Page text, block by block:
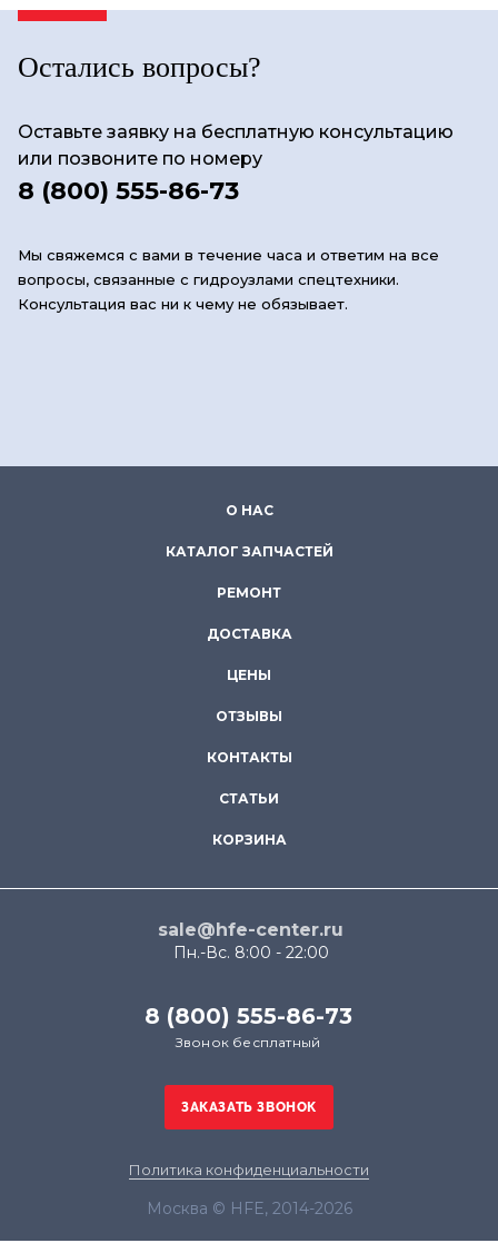
Остались вопросы?
Оставьте заявку на бесплатную консультацию
или позвоните по номеру
8 (800) 555-86-73
Мы свяжемся с вами в течение часа и ответим на все
вопросы, связанные с гидроузлами спецтехники.
Консультация вас ни к чему не обязывает.
О НАС
КАТАЛОГ ЗАПЧАСТЕЙ
РЕМОНТ
ДОСТАВКА
ЦЕНЫ
ОТЗЫВЫ
КОНТАКТЫ
СТАТЬИ
КОРЗИНА
sale@hfe-center.ru
Пн.-Вс. 8:00 - 22:00
8 (800) 555-86-73
Звонок бесплатный
Политика конфиденциальности
Москва © HFE, 2014-2026